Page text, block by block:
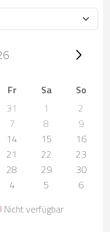
Fr Sa
So
31 1
2
7 8
9
14 15
16
21 22
23
28 29
30
4 5
6
Nicht verfügbar